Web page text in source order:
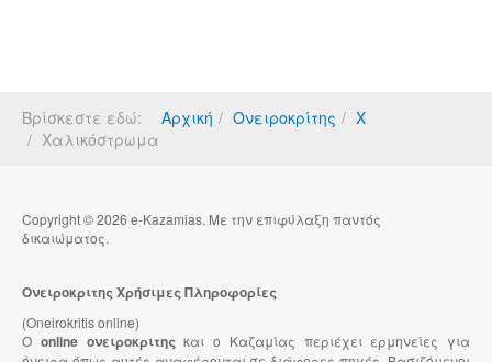
Βρίσκεστε εδώ: Αρχική Ονειροκρίτης
Χ
Χαλικόστρωμα
Copyright © 2026 e-Kazamias. Με την επιφύλαξη παντός
δικαιώματος.
Ονειροκριτης Χρήσιμες Πληροφορίες
(Oneirokritis online)
Ο online ονειροκριτηςκαι ο Καζαμίας περιέχει ερμηνείες για